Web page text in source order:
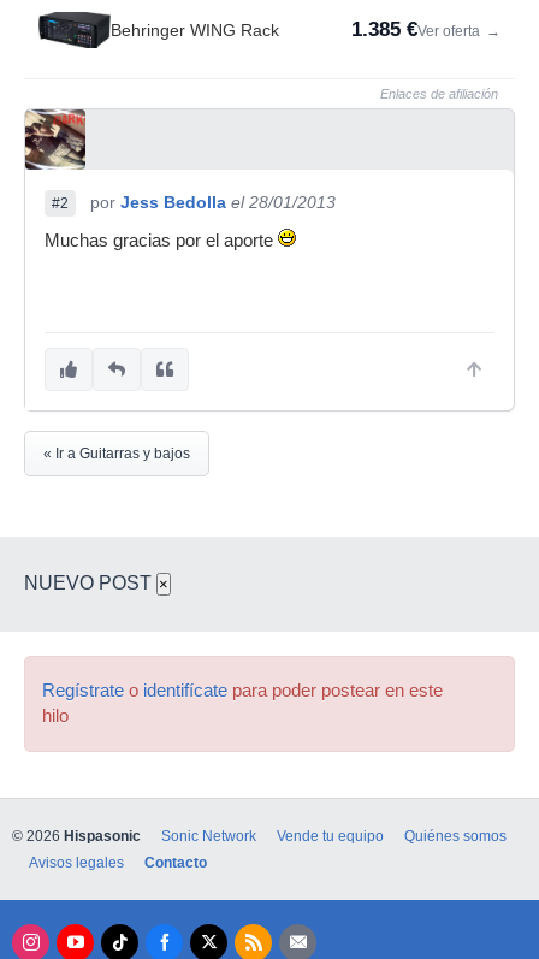
Behringer WING Rack 1.385 €Ver oferta →
Enlaces de afiliación
#2 por Jess Bedolla el 28/01/2013
Muchas gracias por el aporte
« Ir a Guitarras y bajos
NUEVO POST ×
Regístrate o identifícate para poder postear en este
hilo
© 2026 Hispasonic Sonic Network Vende tu equipo
Quiénes somos
Avisos legales
Contacto